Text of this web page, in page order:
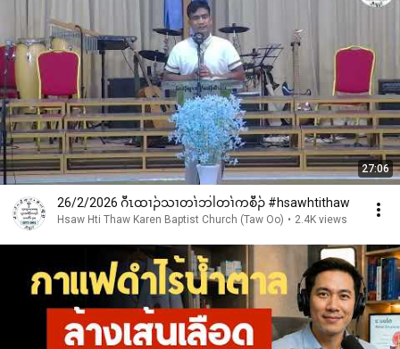
27:06
26/2/2026 ဂီၤထၢၣ်သၢတၢ်ဘါတၢ်ကစီၣ် #hsawhtithaw
Hsaw Hti Thaw Karen Baptist Church (Taw Oo) • 2.4K views